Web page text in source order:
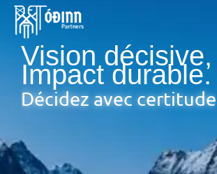
contenu
Vision décisive,
Impact durable.
Décidez avec certitude